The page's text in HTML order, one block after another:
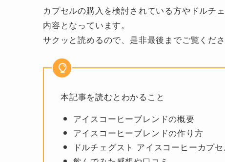
カプセルの購入を検討されている方やドルチ
内容となっています。
サクッと読めるので、是非最後までご覧くださ
本記事を読むとわかること
アイスコーヒーブレンドの概要
アイスコーヒーブレンドの作り方
ドルチェグスト アイスコーヒーカプ